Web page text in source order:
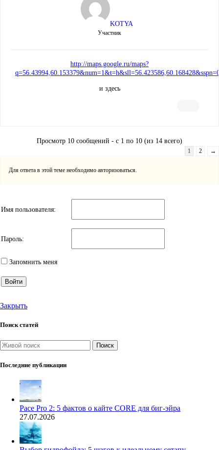
KOTYA
Участник
http://maps.google.ru/maps?
и здесь
Просмотр 10 сообщений - с 1 по 10 (из 14 всего)
1 2 →
Для ответа в этой теме необходимо авторизоваться.
Имя пользователя:
Пароль:
Запомнить меня
Войти
Закрыть
Поиск статей
Поиск
Последние публикации
Pace Pro 2: 5 фактов о кайте CORE для биг-эйра
27.07.2026